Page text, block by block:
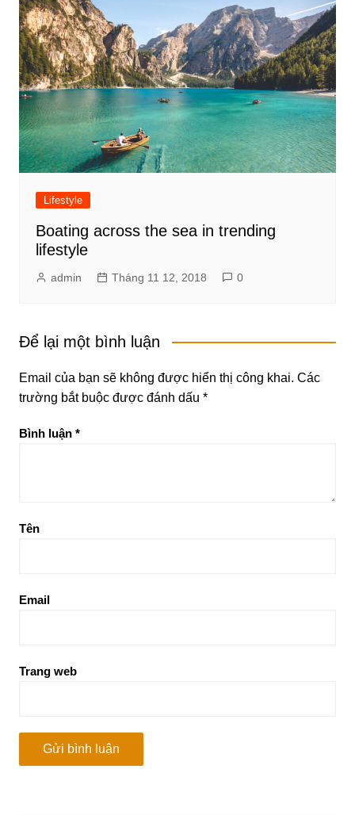
Lifestyle
Boating across the sea in trending
lifestyle
admin Tháng 11 12, 2018 0
Để lại một bình luận
Email của bạn sẽ không được hiển thị công khai. Các
trường bắt buộc được đánh dấu *
Bình luận *
Tên
Email
Trang web